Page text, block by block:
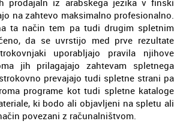
na zahtevo maksimalno profesionalno.
ta način tem pa tudi drugim spletnim
da se uvrstijo med prve rezultate
uporabljajo pravila njihove
jih prilagajajo zahtevam spletnega
prevajajo tudi spletne strani pa
programe kot tudi spletne kataloge
ki bodo ali objavljeni na spletu ali
povezani z računalništvom.